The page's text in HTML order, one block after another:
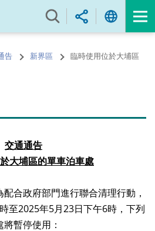
告 新界區
臨時使用位於大埔區
交通通告
大埔區的單車泊車處
合政府部門進行聯合清理行動，
至2025年5月23日下午6時，下列
暫停使用：